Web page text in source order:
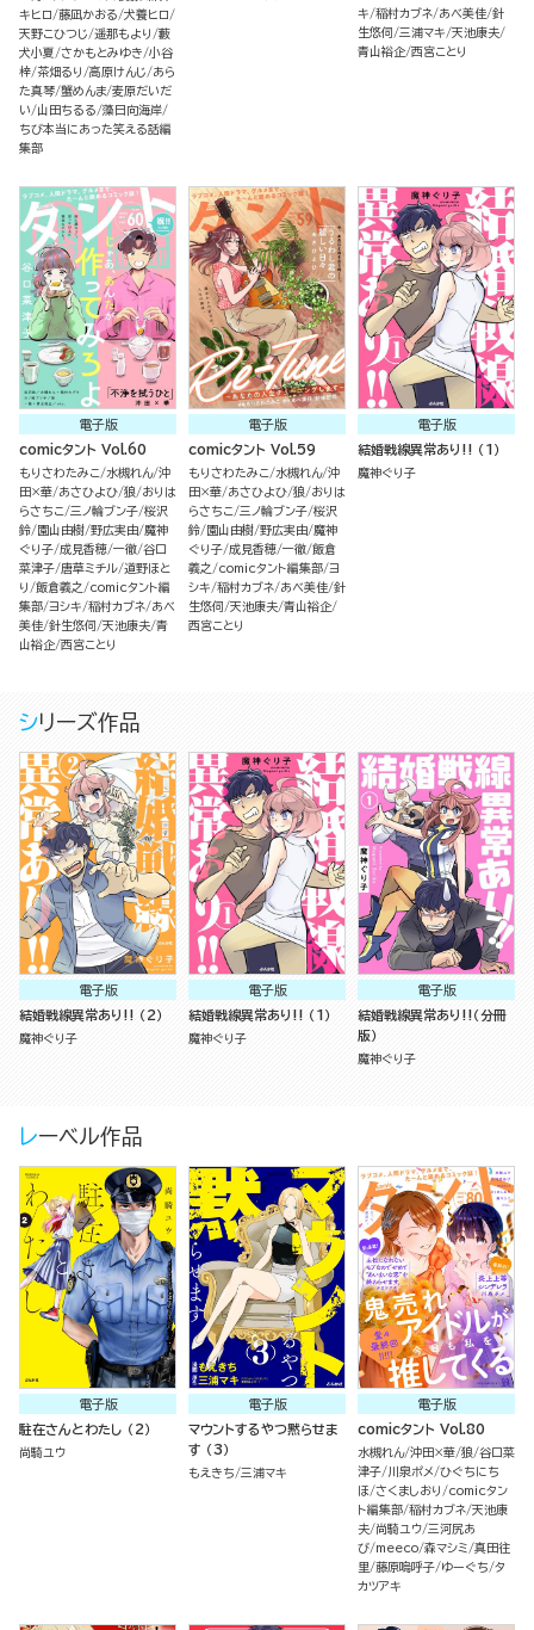
キヒロ 藤凪かおる 犬養ヒロ
天野こひつじ 遥那もより
藪
犬小夏 さかもとみゆき 小谷
梓 茶畑るり 高原けんじ
あら
た真琴 蟹めんま 麦原だいだ
い
山田ちるる 藻日向海岸
ちび本当にあった笑える話編
集部
キ 稲村カブネ あべ美佳 針
生悠伺 三浦マキ 天池康夫
青山裕企 西宮ことり
電子版
comicタント Vol.60
もりさわたみこ 水槻れん 沖
田×華 あさひよひ 狼 おりは
らさちこ 三ノ輪ブン子 桜沢
鈴 園山由樹 野広実由 魔神
ぐり子 成見香穂 一徹 谷口
菜津子 唐草ミチル 道野ほと
り
飯倉義之
comicタント編
集部 ヨシキ 稲村カブネ あべ
美佳 針生悠伺 天池康夫 青
山裕企 西宮ことり
電子版
comicタント Vol.59
もりさわたみこ 水槻れん 沖
田×華 あさひよひ 狼 おりは
らさちこ 三ノ輪ブン子 桜沢
鈴 園山由樹 野広実由 魔神
ぐり子 成見香穂 一徹 飯倉
義之
comicタント編集部 ヨ
シキ 稲村カブネ あべ美佳 針
生悠伺 天池康夫 青山裕企
西宮ことり
電子版
結婚戦線異常あり!! （1）
魔神ぐり子
シリーズ作品
電子版
結婚戦線異常あり!! （2）
魔神ぐり子
電子版
結婚戦線異常あり!! （1）
魔神ぐり子
電子版
結婚戦線異常あり!!（分冊
版）
魔神ぐり子
レーベル作品
電子版
駐在さんとわたし （2）
尚騎ユウ
電子版
マウントするやつ黙らせま
す （3）
もえきち 三浦マキ
電子版
comicタント Vol.80
水槻れん 沖田×華 狼 谷口菜
津子 川泉ポメ ひぐちにち
ほ さくましおり
comicタン
ト編集部 稲村カブネ 天池康
夫 尚騎ユウ 三河尻あ
び meeco 森マシミ 真田往
里 藤原嗚呼子 ゆーぐち タ
カツアキ